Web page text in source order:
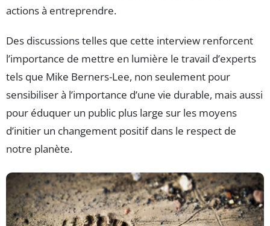
actions à entreprendre.
Des discussions telles que cette interview renforcent
l’importance de mettre en lumière le travail d’experts
tels que Mike Berners-Lee, non seulement pour
sensibiliser à l’importance d’une vie durable, mais aussi
pour éduquer un public plus large sur les moyens
d’initier un changement positif dans le respect de
notre planète.